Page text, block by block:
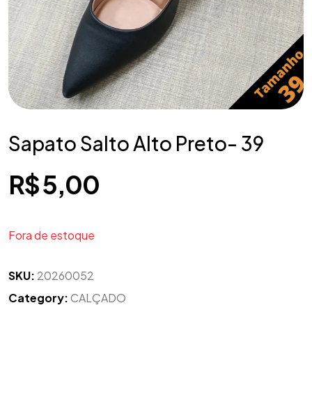
Sapato Salto Alto Preto- 39
R$5,00
Fora de estoque
SKU: 20260052
Category:CALÇADO